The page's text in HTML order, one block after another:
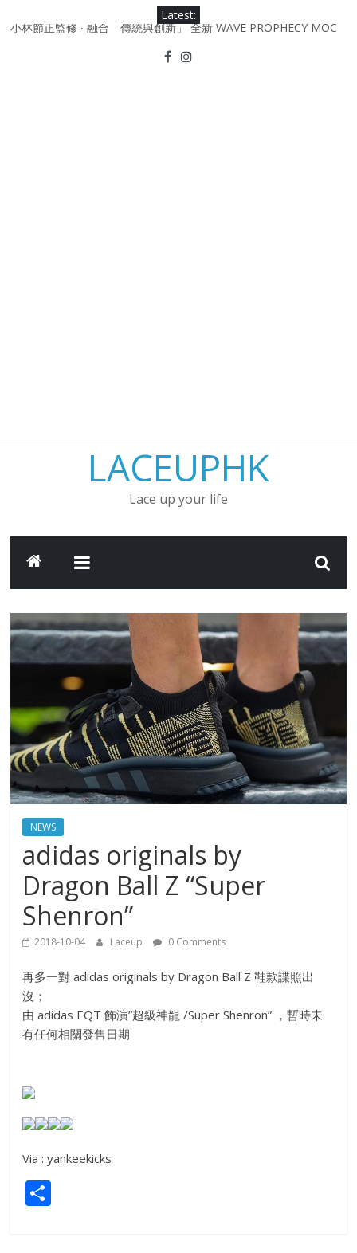
to
Latest:
小林節正監修 ‧ 融合「傳統與創新」 全新 WAVE PROPHECY MOC
Under Armour Curry 12最新簽名鞋升級登場 Curry USA 夢幻配色
LACEUPHK
Lace up your life
NEWS
adidas originals by
Dragon Ball Z “Super
Shenron”
2018-10-04 Laceup 0 Comments
再多一對 adidas originals by Dragon Ball Z 鞋款諜照出
沒；
由 adidas EQT 飾演”超級神龍 /Super Shenron” ，暫時未
有任何相關發售日期
Via : yankeekicks